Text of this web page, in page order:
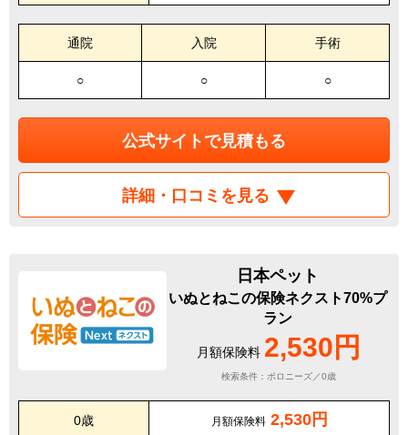
通院 入院 手術
○ ○ ○
公式サイトで見積もる
詳細・口コミを見る
日本ペット
いぬとねこの保険ネクスト70%プ
ラン
月額保険料 2,530円
検索条件：ボロニーズ／0歳
0歳 月額保険料 2,530円